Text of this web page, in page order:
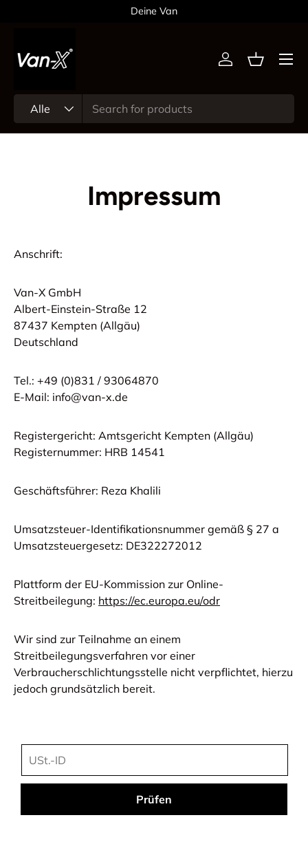
Deine Van
Alle
Einloggen
Menü
Impressum
Anschrift:
Van-X GmbH
Albert-Einstein-Straße 12
87437 Kempten (Allgäu)
Deutschland
Tel.: +49 (0)831 / 93064870
E-Mail: info@van-x.de
Registergericht: Amtsgericht Kempten (Allgäu)
Registernummer: HRB 14541
Geschäftsführer: Reza Khalili
Umsatzsteuer-Identifikationsnummer gemäß § 27 a
Umsatzsteuergesetz: DE322272012
Plattform der EU-Kommission zur Online-
Streitbeilegung: https://ec.europa.eu/odr
Wir sind zur Teilnahme an einem
Streitbeilegungsverfahren vor einer
Verbraucherschlichtungsstelle nicht verpflichtet, hierzu
jedoch grundsätzlich bereit.